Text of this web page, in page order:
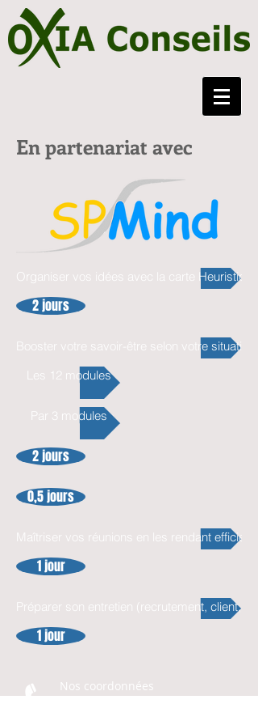
Organiser vos idées avec la carte Heuristique
En partenariat avec
Booster votre savoir-être selon votre situation
Maîtriser vos réunions en les rendant
Les 12 modules
Par 3 modules
2 jours
0,5 jours
2 jours
1 jour
Préparer son entretien (recrutement, client,
1 jour
Nos coordonnées
T :07 84 37 15 75